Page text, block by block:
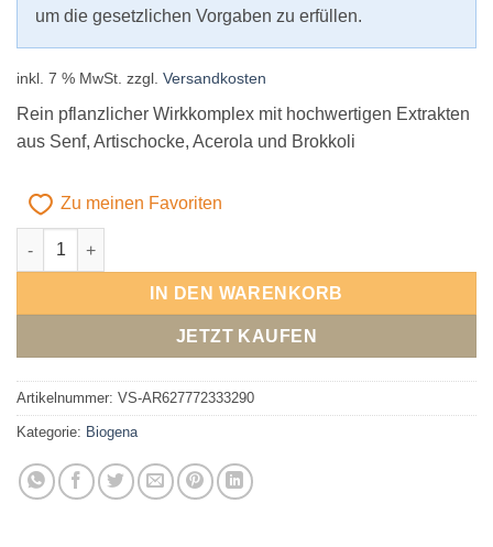
um die gesetzlichen Vorgaben zu erfüllen.
inkl. 7 % MwSt. zzgl. Versandkosten
Rein pflanzlicher Wirkkomplex mit hochwertigen Extrakten
aus Senf, Artischocke, Acerola und Brokkoli
Zu meinen Favoriten
Biogena PhytoDoxx® Menge
IN DEN WARENKORB
JETZT KAUFEN
Alternative:
Artikelnummer: VS-AR627772333290
Kategorie: Biogena